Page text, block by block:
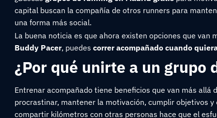
capital buscan la compañía de otros runners para
una forma más social.
La buena noticia es que ahora existen opciones que van
Buddy Pacer, puedes correr acompañado cuando
¿Por qué unirte a un grupo
Entrenar acompañado tiene beneficios que van más allá
procrastinar, mantener la motivación, cumplir objetivos
compartir kilómetros con otras personas hace que el